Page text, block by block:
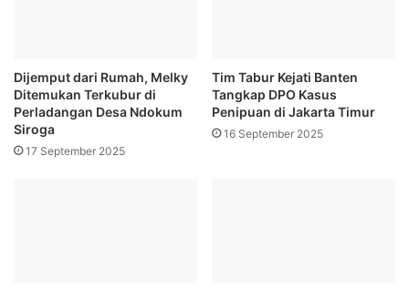
Dijemput dari Rumah, Melky
Ditemukan Terkubur di
Perladangan Desa Ndokum
Siroga
17 September 2025
Tim Tabur Kejati Banten
Tangkap DPO Kasus
Penipuan di Jakarta Timur
16 September 2025